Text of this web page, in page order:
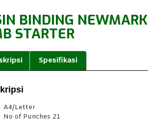
BINDING NEWMARK
STARTER
Spesifikasi
A4/Letter
No of Punches 21